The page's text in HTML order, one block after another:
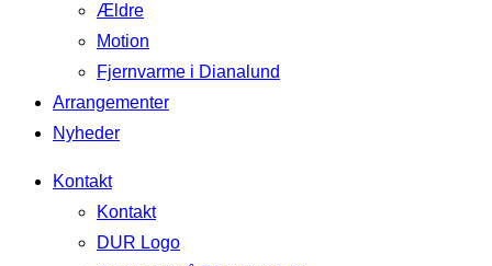
Ældre
Motion
Fjernvarme i Dianalund
Arrangementer
Nyheder
Kontakt
Kontakt
DUR Logo